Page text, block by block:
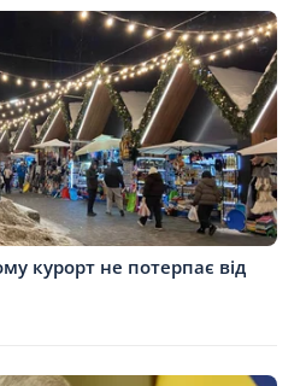
курорт не потерпає від